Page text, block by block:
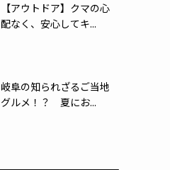
【アウトドア】クマの心
配なく、安心してキ...
岐阜の知られざるご当地
グルメ！？ 夏にお...